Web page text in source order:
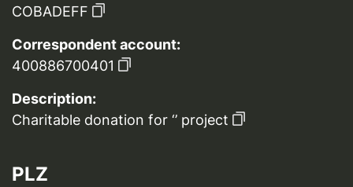
COBADEFF
Correspondent account:
400886700401
Description:
Charitable donation for ‘’ project
PLZ